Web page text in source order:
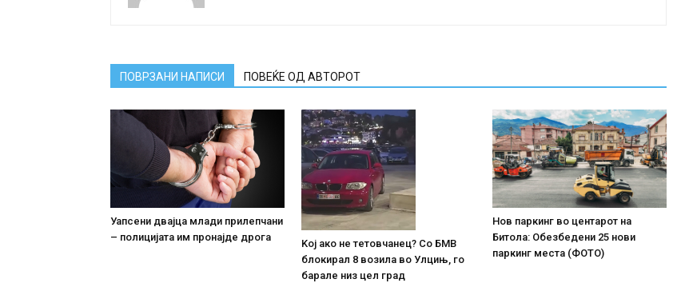
ПОВРЗАНИ НАПИСИ ПОВЕЌЕ ОД АВТОРОТ
Уапсени двајца млади прилепчани
– полицијата им пронајде дpoга
Koj ако не тетовчанец? Со БМВ
блокирал 8 возила во Улцињ, го
барале низ цел град
Нов паркинг во центарот на
Битола: Обезбедени 25 нови
паркинг места (ФОТО)